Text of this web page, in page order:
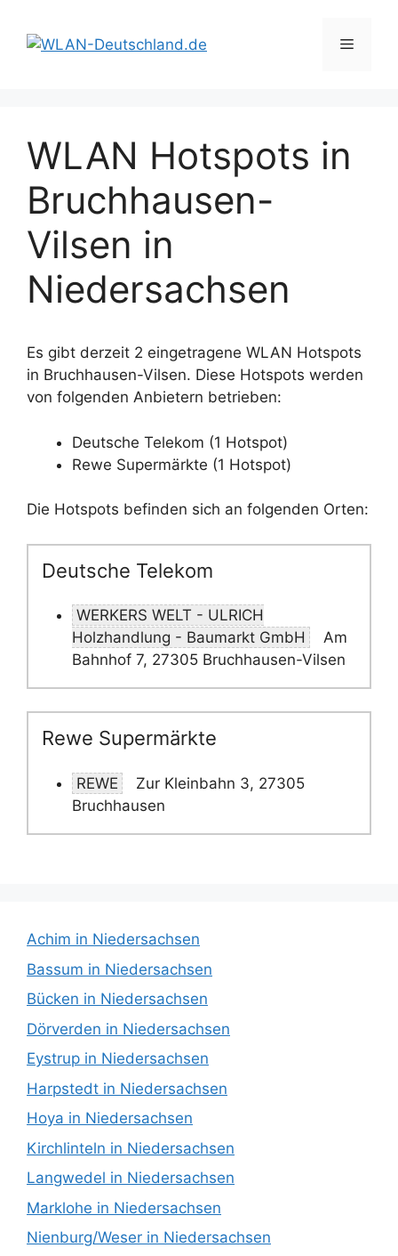
Inhalt
springen
Menü
WLAN Hotspots in
Bruchhausen-
Vilsen in
Niedersachsen
Es gibt derzeit 2 eingetragene WLAN Hotspots
in Bruchhausen-Vilsen. Diese Hotspots werden
von folgenden Anbietern betrieben:
Deutsche Telekom (1 Hotspot)
Rewe Supermärkte (1 Hotspot)
Die Hotspots befinden sich an folgenden Orten:
Deutsche Telekom
WERKERS WELT - ULRICH
Holzhandlung - Baumarkt GmbH
Am
Bahnhof 7, 27305 Bruchhausen-Vilsen
Rewe Supermärkte
REWE
Zur Kleinbahn 3, 27305
Bruchhausen
Achim in Niedersachsen
Bassum in Niedersachsen
Bücken in Niedersachsen
Dörverden in Niedersachsen
Eystrup in Niedersachsen
Harpstedt in Niedersachsen
Hoya in Niedersachsen
Kirchlinteln in Niedersachsen
Langwedel in Niedersachsen
Marklohe in Niedersachsen
Nienburg/Weser in Niedersachsen